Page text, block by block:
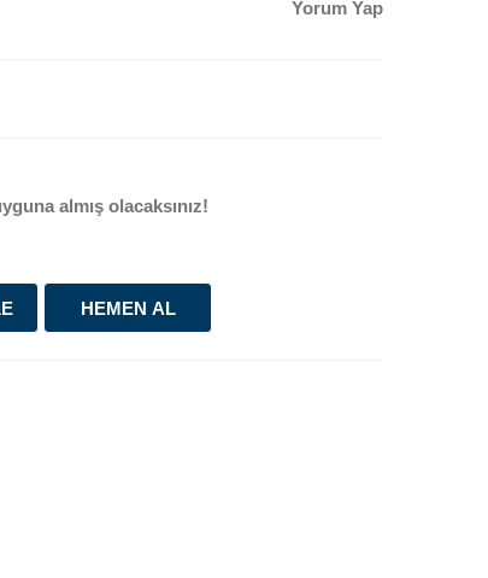
Yorum Yap
almış olacaksınız!
HEMEN AL